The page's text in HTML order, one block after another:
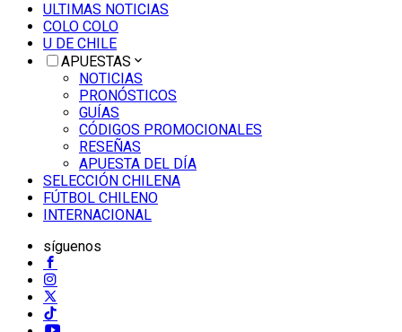
ULTIMAS NOTICIAS
COLO COLO
U DE CHILE
APUESTAS
NOTICIAS
PRONÓSTICOS
GUÍAS
CÓDIGOS PROMOCIONALES
RESEÑAS
APUESTA DEL DÍA
SELECCIÓN CHILENA
FÚTBOL CHILENO
INTERNACIONAL
síguenos